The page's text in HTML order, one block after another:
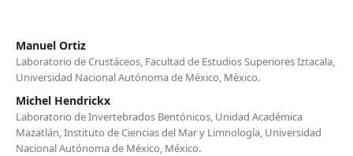
Manuel Ortiz
Laboratorio de Crustáceos, Facultad de Estudios Superiores Iztacala,
Universidad Nacional Autónoma de México, México.
Michel Hendrickx
Laboratorio de Invertebrados Bentónicos, Unidad Académica
Mazatlán, Instituto de Ciencias del Mar y Limnología, Universidad
Nacional Autónoma de México, México.